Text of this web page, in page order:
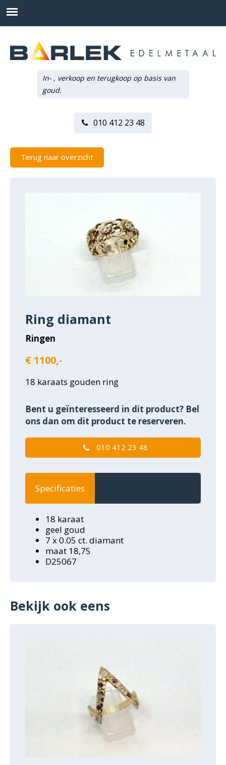
In- , verkoop en terugkoop op basis van
goud.
010 412 23 48
Terug naar overzicht
Ring diamant
Ringen
€ 1100,-
18 karaats gouden ring
Bent u geïnteresseerd in dit product? Bel
ons dan om dit product te reserveren.
010 412 23 48
Specificaties
18 karaat
geel goud
7 x 0.05 ct. diamant
maat 18,75
D25067
Bekijk ook eens